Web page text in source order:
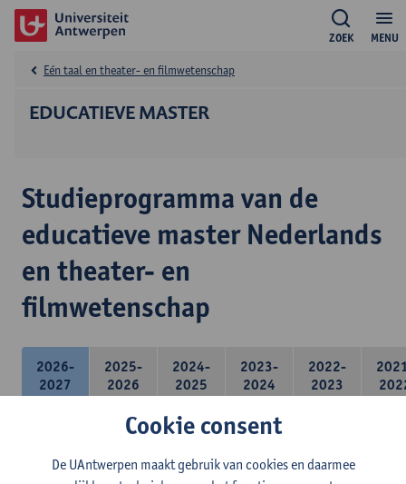
MENU
ZOEK
EDUCATIEVE MASTER
Eén taal en theater- en filmwetenschap
Studieprogramma van de
educatieve master Nederlands
en theater- en
filmwetenschap
2026-
2027
2025-
2026
2024-
2025
2023-
2024
2022-
2023
- Optie A : je kiest twee vakdidactieken
Cookie consent
De UAntwerpen maakt gebruik van cookies en daarmee